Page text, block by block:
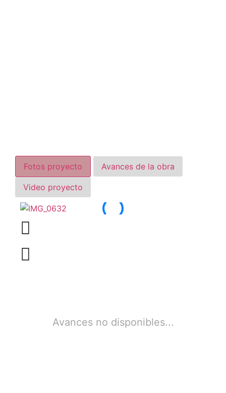
Fotos proyecto Avances de la obra
Video proyecto
Avances no disponibles...